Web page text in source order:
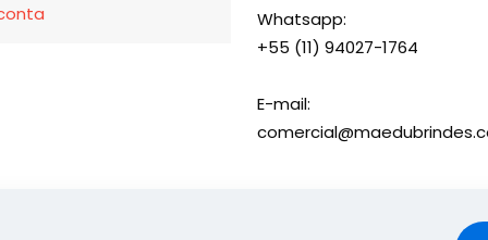
Whatsapp:
+55 (11) 94027-1764
E-mail: